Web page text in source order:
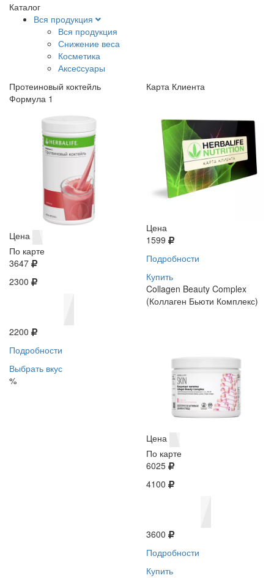
Каталог
Вся продукция
Вся продукция
Снижение веса
Косметика
Аксеcсуары
Протеиновый коктейль
Формула 1
Цена
По карте
3647
2300
2200
Подробности
Выбрать вкус
%
Карта Клиента
Цена
1599
Подробности
Купить
Collagen Beauty Complex
(Коллаген Бьюти Комплекс)
Цена
По карте
6025
4100
3600
Подробности
Купить